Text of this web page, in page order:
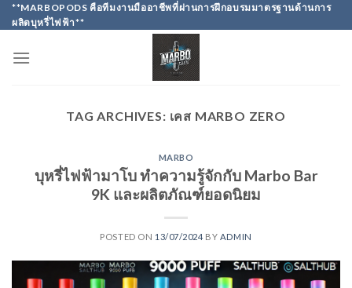
Skip
to
**MARBOPODS คือทีมงานมืออาชีพที่ผ่านการฝึกอบรมมาตรฐานด้านการ
ผลิตบุหรี่ไฟฟ้า**
TAG ARCHIVES: เคส MARBO ZERO
MARBO
บุหรี่ไฟฟ้ามาโบ ทำความรู้จักกับ Marbo Bar
9K และผลิตภัณฑ์ยอดนิยม
POSTED ON 13/07/2024 BY ADMIN